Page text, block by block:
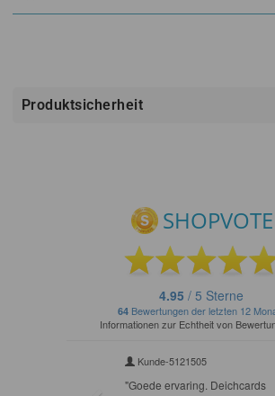
Produktsicherheit